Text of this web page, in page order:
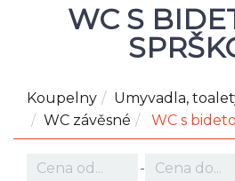
WC S
Koupelny Umyvadla,
WC závěsné
WC s
-